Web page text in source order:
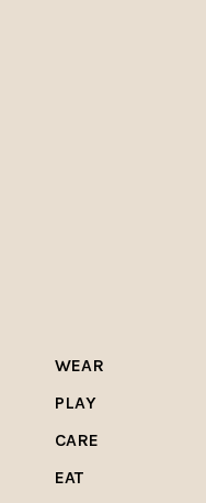
WEAR
PLAY
CARE
EAT